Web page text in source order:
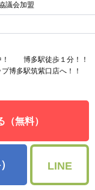
議会加盟
！ 博多駅徒歩１分！！
博多駅筑紫口店へ！！
無料）
LINE